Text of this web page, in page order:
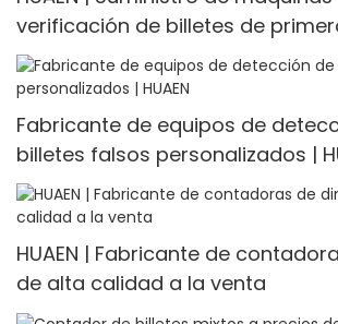
verificación de billetes de
Fabricante de equipos de
billetes falsos personalizados |
HUAEN | Fabricante de
de alta calidad a la venta